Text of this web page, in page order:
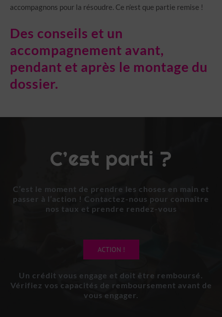
accompagnons pour la résoudre. Ce n’est que partie remise !
Des conseils et un
accompagnement avant,
pendant et après le montage du
dossier.
C’est parti ?
C’est le moment de prendre les choses en main et
passer à l’action ! Contactez-nous pour connaître
nos taux et prendre rendez-vous
ACTION !
Un crédit vous engage et doit être remboursé.
Vérifiez vos capacités de remboursement avant de
vous engager.